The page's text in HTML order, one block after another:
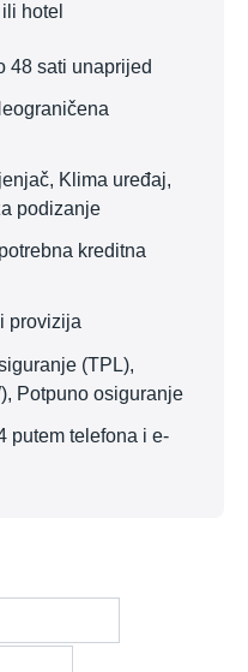
hotel
48 sati unaprijed
Klima uređaj,
podizanje
kreditna
provizija
(TPL),
Potpuno osiguranje
putem telefona i e-